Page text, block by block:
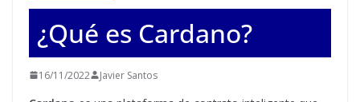
¿Qué es Cardano?
16/11/2022 Javier Santos